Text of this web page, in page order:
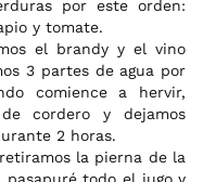
por este orden:
y tomate.
el brandy y el vino
3 partes de agua por
comience a hervir,
cordero y dejamos
2 horas.
la pierna de la